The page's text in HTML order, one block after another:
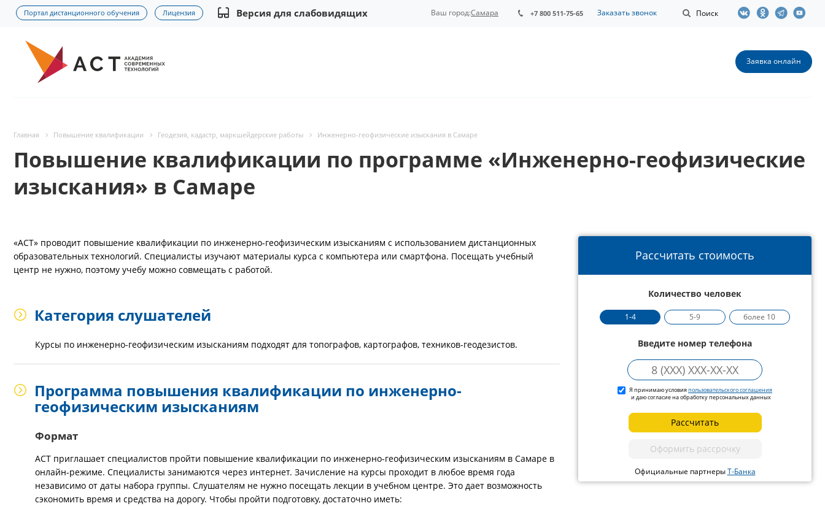
Портал дистанционного обучения Лицензия Версия для слабовидящих Поиск
+7 800 511-75-65 Заказать звонок
Ваш город:Самара
Заявка онлайн
Главная Повышение квалификации Геодезия, кадастр, маркшейдерские работы Инженерно-геофизические изыскания в Самаре
Повышение квалификации по программе «Инженерно-геофизические
изыскания» в Самаре
Рассчитать стоимость
Количество человек
1-4 5-9 более 10
Введите номер телефона
Я принимаю условияпользовательского соглашения
и даю согласие на обработку персональных данных
Рассчитать
Оформить рассрочку
Официальные партнерыТ-Банка
«АСТ» проводит повышение квалификации по инженерно-геофизическим изысканиям с использованием дистанционных
образовательных технологий. Специалисты изучают материалы курса с компьютера или смартфона. Посещать учебный
центр не нужно, поэтому учебу можно совмещать с работой.
Категория слушателей
Курсы по инженерно-геофизическим изысканиям подходят для топографов, картографов, техников-геодезистов.
Программа повышения квалификации по инженерно-
геофизическим изысканиям
Формат
АСТ приглашает специалистов пройти повышение квалификации по инженерно-геофизическим изысканиям в Самаре в
онлайн-режиме. Специалисты занимаются через интернет. Зачисление на курсы проходит в любое время года
независимо от даты набора группы. Слушателям не нужно посещать лекции в учебном центре. Это дает возможность
сэкономить время и средства на дорогу. Чтобы пройти подготовку, достаточно иметь: